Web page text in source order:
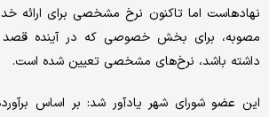
نهادهاست اما تاکنون نرخ مشخصی برای ارائه
مصوبه، برای بخش خصوصی که در آینده قصد
داشته باشد، نرخ‌های مشخصی تعیین شده است.
این عضو شورای شهر یادآور شد: بر اساس